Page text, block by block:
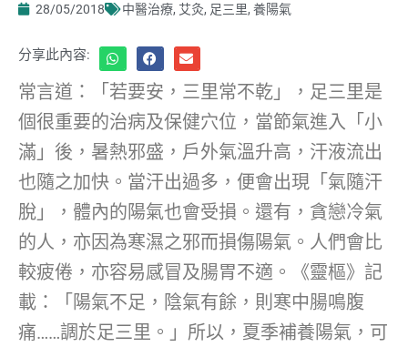
28/05/2018 中醫治療, 艾灸, 足三里, 養陽氣
分享此內容:
常言道：「若要安，三里常不乾」，足三里是
個很重要的治病及保健穴位，當節氣進入「小
滿」後，暑熱邪盛，戶外氣溫升高，汗液流出
也隨之加快。當汗出過多，便會出現「氣隨汗
脫」，體內的陽氣也會受損。還有，貪戀冷氣
的人，亦因為寒濕之邪而損傷陽氣。人們會比
較疲倦，亦容易感冒及腸胃不適。《靈樞》記
載：「陽氣不足，陰氣有餘，則寒中腸鳴腹
痛……調於足三里。」所以，夏季補養陽氣，可